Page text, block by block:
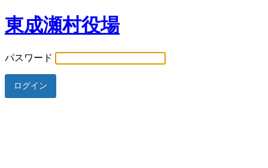
東成瀬村役場
パスワード